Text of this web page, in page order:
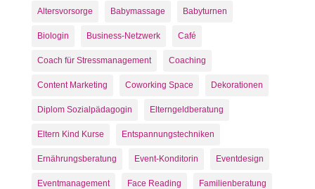
Altersvorsorge Babymassage Babyturnen
Biologin Business-Netzwerk Café
Coach für Stressmanagement Coaching
Content Marketing Coworking Space Dekorationen
Diplom Sozialpädagogin Elterngeldberatung
Eltern Kind Kurse Entspannungstechniken
Ernährungsberatung Event-Konditorin Eventdesign
Eventmanagement Face Reading Familienberatung